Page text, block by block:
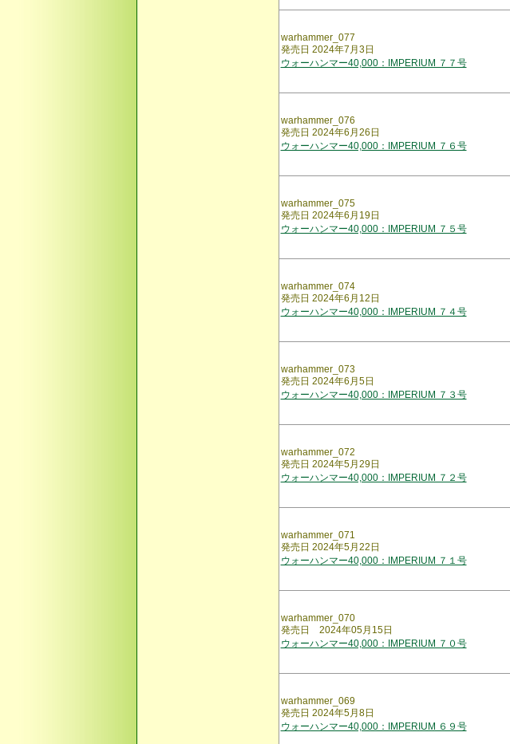
warhammer_077
発売日 2024年7月3日
ウォーハンマー40,000：IMPERIUM ７７号
warhammer_076
発売日 2024年6月26日
ウォーハンマー40,000：IMPERIUM ７６号
warhammer_075
発売日 2024年6月19日
ウォーハンマー40,000：IMPERIUM ７５号
warhammer_074
発売日 2024年6月12日
ウォーハンマー40,000：IMPERIUM ７４号
warhammer_073
発売日 2024年6月5日
ウォーハンマー40,000：IMPERIUM ７３号
warhammer_072
発売日 2024年5月29日
ウォーハンマー40,000：IMPERIUM ７２号
warhammer_071
発売日 2024年5月22日
ウォーハンマー40,000：IMPERIUM ７１号
warhammer_070
発売日 2024年05月15日
ウォーハンマー40,000：IMPERIUM ７０号
warhammer_069
発売日 2024年5月8日
ウォーハンマー40,000：IMPERIUM ６９号